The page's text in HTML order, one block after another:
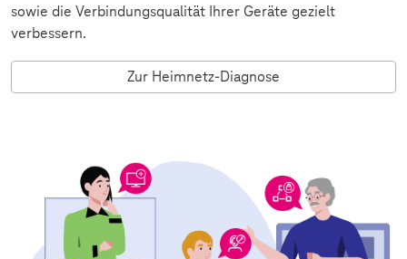
sowie die Verbindungsqualität Ihrer Geräte gezielt
verbessern.
Zur Heimnetz-Diagnose